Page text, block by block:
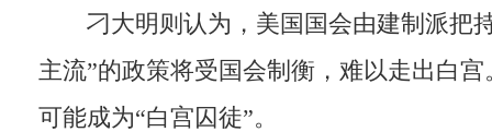
刁大明则认为，美国国会由建制派把
主流”的政策将受国会制衡，难以走出白
可能成为“白宫囚徒”。